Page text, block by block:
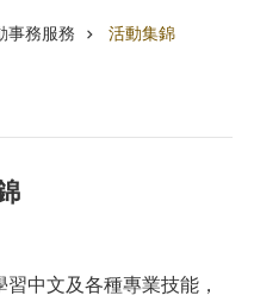
事務服務 活動集錦
中文及各種專業技能，